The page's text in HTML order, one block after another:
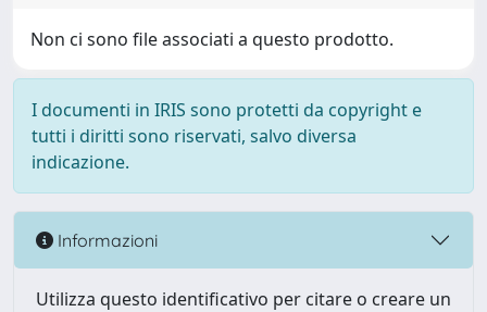
Non ci sono file associati a questo prodotto.
I documenti in IRIS sono protetti da copyright e
tutti i diritti sono riservati, salvo diversa
indicazione.
Informazioni
Utilizza questo identificativo per citare o creare un